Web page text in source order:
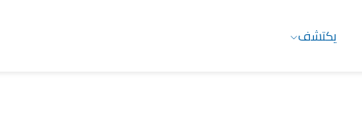
يكتشف